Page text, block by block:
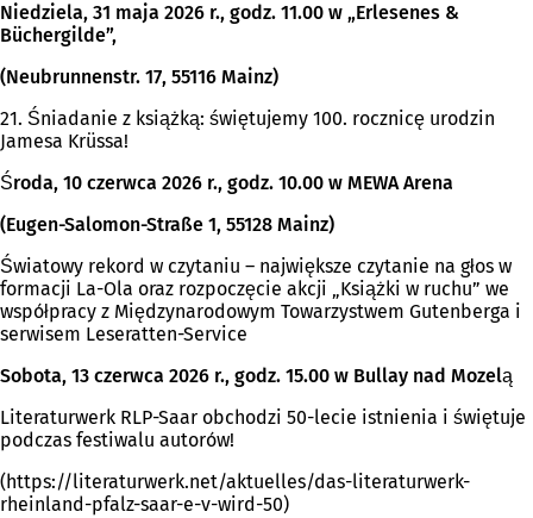
Niedziela, 31 maja 2026 r., godz. 11.00 w „Erlesenes &
Büchergilde”,
(Neubrunnenstr. 17, 55116 Mainz)
21. Śniadanie z książką: świętujemy 100. rocznicę urodzin
Jamesa Krüssa!
Środa, 10 czerwca 2026 r., godz. 10.00 w MEWA Arena
(Eugen-Salomon-Straße 1, 55128 Mainz)
Światowy rekord w czytaniu – największe czytanie na głos w
formacji La-Ola oraz rozpoczęcie akcji „Książki w ruchu” we
współpracy z Międzynarodowym Towarzystwem Gutenberga i
serwisem Leseratten-Service
Sobota, 13 czerwca 2026 r., godz. 15.00 w Bullay nad Mozelą
Literaturwerk RLP-Saar obchodzi 50-lecie istnienia i świętuje
podczas festiwalu autorów!
(https://literaturwerk.net/aktuelles/das-literaturwerk-
rheinland-pfalz-saar-e-v-wird-50)